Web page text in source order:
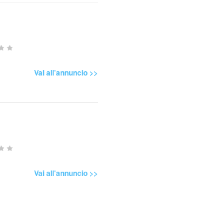
Vai all'annuncio >>
Vai all'annuncio >>